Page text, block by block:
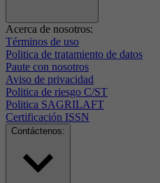
Acerca de nosotros:
Términos de uso
Politica de tratamiento de datos
Paute con nosotros
Aviso de privacidad
Politica de riesgo C/ST
Politica SAGRILAFT
Certificación ISSN
Contáctenos: